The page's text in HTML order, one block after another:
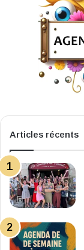
Articles récents